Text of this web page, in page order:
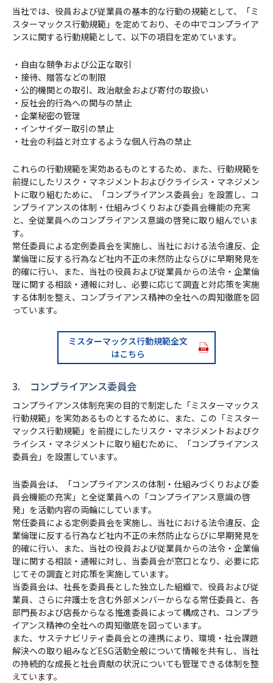
当社では、役員および従業員の基本的な行動の規範として、「ミ
スターマックス行動規範」を定めており、その中でコンプライア
ンスに関する行動規範として、以下の項目を定めています。
・自由な競争および公正な取引
・接待、贈答などの制限
・公的機関との取引、政治献金および寄付の取扱い
・反社会的行為への関与の禁止
・企業秘密の管理
・インサイダー取引の禁止
・社会の利益と対立するような個人行為の禁止
これらの行動規範を実効あるものとするため、また、行動規範を
前提にしたリスク・マネジメントおよびクライシス・マネジメン
トに取り組むために、「コンプライアンス委員会」を設置し、コ
ンプライアンスの体制・仕組みづくりおよび委員会機能の充実
と、全従業員へのコンプライアンス意識の啓発に取り組んでいま
す。
常任委員による定例委員会を実施し、当社における法令違反、企
業倫理に反する行為など社内不正の未然防止ならびに早期発見を
的確に行い、また、当社の役員および従業員からの法令・企業倫
理に関する相談・通報に対し、必要に応じて調査と対応策を実施
する体制を整え、コンプライアンス精神の全社への周知徹底を図
っています。
ミスターマックス行動規範全文
はこちら
3. コンプライアンス委員会
コンプライアンス体制充実の目的で制定した「ミスターマックス
行動規範」を実効あるものとするために、また、この「ミスター
マックス行動規範」を前提にしたリスク・マネジメントおよびク
ライシス・マネジメントに取り組むために、「コンプライアンス
委員会」を設置しています。
当委員会は、「コンプライアンスの体制・仕組みづくりおよび委
員会機能の充実」と全従業員への「コンプライアンス意識の啓
発」を活動内容の両輪にしています。
常任委員による定例委員会を実施し、当社における法令違反、企
業倫理に反する行為など社内不正の未然防止ならびに早期発見を
的確に行い、また、当社の役員および従業員からの法令・企業倫
理に関する相談・通報に対し、当委員会が窓口となり、必要に応
じてその調査と対応策を実施しています。
当委員会は、社長を委員長とした独立した組織で、役員および従
業員、さらに弁護士を含む外部メンバーからなる常任委員と、各
部門長および店長からなる推進委員によって構成され、コンプラ
イアンス精神の全社への周知徹底を図っています。
また、サステナビリティ委員会との連携により、環境・社会課題
解決への取り組みなどESG活動全般について情報を共有し、当社
の持続的な成長と社会貢献の状況についても管理できる体制を整
えています。